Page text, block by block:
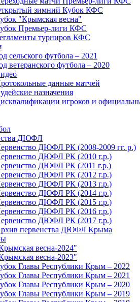
зимний Кубок КФС
"Крымская весна"
Премьер-лиги КФС
турниров КФС
сельского футбола – 2021
ветеранского футбола – 2020
данные матчей
назначения
игроков и
ДЮФЛ
ДЮФЛ РК (2008-2009 гг. р.)
ДЮФЛ РК (2010 г.р.)
ДЮФЛ РК (2011 г.р.)
ДЮФЛ РК (2012 г.р.)
ДЮФЛ РК (2013 г.р.)
ДЮФЛ РК (2014 г.р.)
ДЮФЛ РК (2015 г.р.)
ДЮФЛ РК (2016 г.р.)
ДЮФЛ РК (2017 г.р.)
первенства ДЮФЛ Крыма
весна-2024"
весна-2023"
Главы Республики Крым – 2022
Главы Республики Крым – 2021
Главы Республики Крым – 2020
Главы Республики Крым – 2019